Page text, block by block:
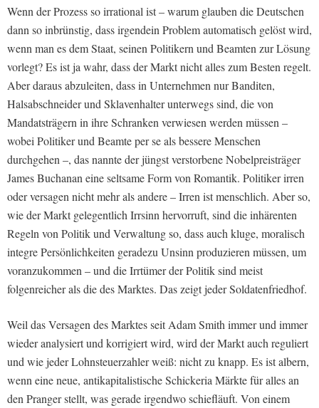
Wenn der Prozess so irrational ist – warum glauben die Deutschen
dann so inbrünstig, dass irgendein Problem automatisch gelöst wird,
wenn man es dem Staat, seinen Politikern und Beamten zur Lösung
vorlegt? Es ist ja wahr, dass der Markt nicht alles zum Besten regelt.
Aber daraus abzuleiten, dass in Unternehmen nur Banditen,
Halsabschneider und Sklavenhalter unterwegs sind, die von
Mandatsträgern in ihre Schranken verwiesen werden müssen –
wobei Politiker und Beamte per se als bessere Menschen
durchgehen –, das nannte der jüngst verstorbene Nobelpreisträger
James Buchanan eine seltsame Form von Romantik. Politiker irren
oder versagen nicht mehr als andere – Irren ist menschlich. Aber so,
wie der Markt gelegentlich Irrsinn hervorruft, sind die inhärenten
Regeln von Politik und Verwaltung so, dass auch kluge, moralisch
integre Persönlichkeiten geradezu Unsinn produzieren müssen, um
voranzukommen – und die Irrtümer der Politik sind meist
folgenreicher als die des Marktes. Das zeigt jeder Soldatenfriedhof.
Weil das Versagen des Marktes seit Adam Smith immer und immer
wieder analysiert und korrigiert wird, wird der Markt auch reguliert
und wie jeder Lohnsteuerzahler weiß: nicht zu knapp. Es ist albern,
wenn eine neue, antikapitalistische Schickeria Märkte für alles an
den Pranger stellt, was gerade irgendwo schiefläuft. Von einem